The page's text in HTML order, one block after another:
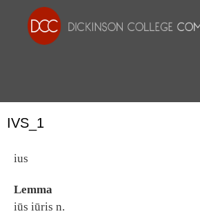
IVS_1
ius
Lemma
iūs iūris n.